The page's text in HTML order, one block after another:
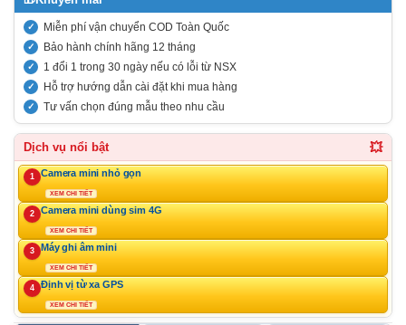
Miễn phí vận chuyển COD Toàn Quốc
Bảo hành chính hãng 12 tháng
1 đổi 1 trong 30 ngày nếu có lỗi từ NSX
Hỗ trợ hướng dẫn cài đặt khi mua hàng
Tư vấn chọn đúng mẫu theo nhu cầu
Dịch vụ nổi bật 💥
1 Camera mini nhỏ gọn
XEM CHI TIẾT
2 Camera mini dùng sim 4G
XEM CHI TIẾT
3 Máy ghi âm mini
XEM CHI TIẾT
4 Định vị từ xa GPS
XEM CHI TIẾT